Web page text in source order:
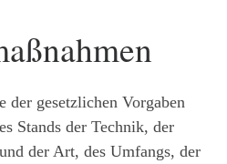
der gesetzlichen Vorgaben
Stands der Technik, der
der Art, des Umfangs, der